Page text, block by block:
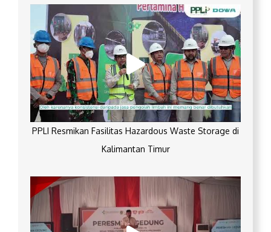
PPLI Resmikan Fasilitas Hazardous Waste Storage di
Kalimantan Timur